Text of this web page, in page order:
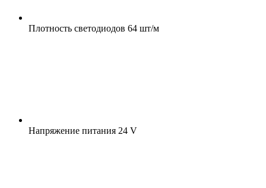
Плотность светодиодов 64 шт/м
Напряжение питания 24 V